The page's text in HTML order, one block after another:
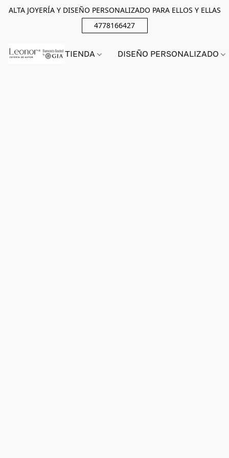
ALTA JOYERÍA Y DISEÑO PERSONALIZADO PARA ELLOS Y ELLAS
4778166427
TIENDA DISEÑO PERSONALIZADO